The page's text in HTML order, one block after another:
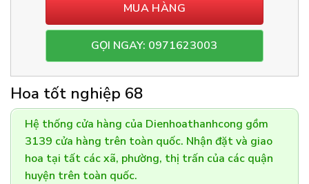
MUA HÀNG
GỌI NGAY: 0971623003
Hoa tốt nghiệp 68
Hệ thống cửa hàng của Dienhoathanhcong gồm
3139 cửa hàng trên toàn quốc. Nhận đặt và giao
hoa tại tất các xã, phường, thị trấn của các quận
huyện trên toàn quốc.